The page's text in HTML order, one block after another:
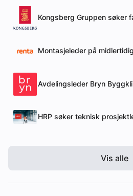
Kongsberg Gruppen søker
Montasjeleder på
Avdelingsleder Bryn
HRP søker teknisk
Vis alle